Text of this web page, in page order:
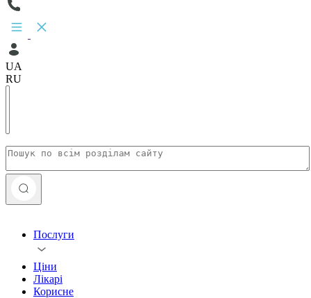
UA
RU
Послуги
Ціни
Лікарі
Корисне